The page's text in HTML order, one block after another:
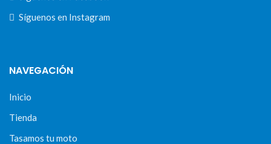
Síguenos en Instagram
NAVEGACIÓN
Inicio
Tienda
Tasamos tu moto